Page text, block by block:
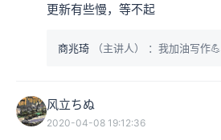
更新有些慢，等不起
商兆琦 （主讲人） ：我加油写作💪
风立ちぬ
2020-04-08 19:12:36